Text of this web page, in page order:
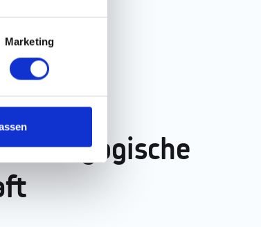
Marketing
Pädagogische